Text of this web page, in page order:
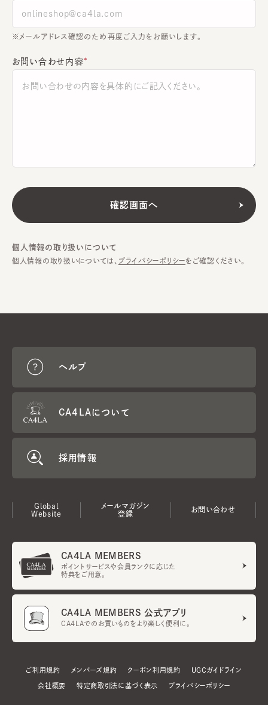
※メールアドレス確認のため再度ご入力をお願いします。
お問い合わせ内容
個人情報の取り扱いについて
個人情報の取り扱いについては、 プライバシーポリシーをご確認ください。
ヘルプ
CA4LAについて
採用情報
Global
Website
メールマガジン
登録
お問い合わせ
CA4LA MEMBERS
ポイントサービスや会員ランクに応じた
特典をご用意。
CA4LA MEMBERS 公式アプリ
CA4LAでのお買いものをより楽しく便利に。
ご利用規約 メンバーズ規約 クーポン利用規約 UGCガイドライン
会社概要 特定商取引法に基づく表示 プライバシーポリシー